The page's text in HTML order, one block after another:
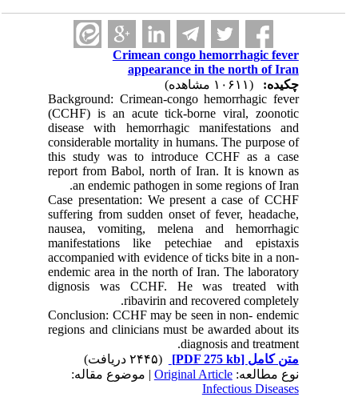
Crimean congo hemorrhagic fever
appearance in the north of Iran
چکیده:
Background: Crimean-congo hemorrhagic fever
(CCHF) is an acute tick-borne viral, zoonotic
disease with hemorrhagic manifestations and
considerable mortality in humans. The purpose of
this study was to introduce CCHF as a case
report from Babol, north of Iran. It is known as
an endemic pathogen in some regions of Iran.
Case presentation: We present a case of CCHF
suffering from sudden onset of fever, headache,
nausea, vomiting, melena and hemorrhagic
manifestations like petechiae and epistaxis
accompanied with evidence of ticks bite in a non-
endemic area in the north of Iran. The laboratory
dignosis was CCHF. He was treated with
ribavirin and recovered completely.
Conclusion: CCHF may be seen in non- endemic
regions and clinicians must be awarded about its
diagnosis and treatment.
متن کامل[PDF 275 kb]
نوع مطالعه:Original Article| موضوع مقاله:
Infectious Diseases